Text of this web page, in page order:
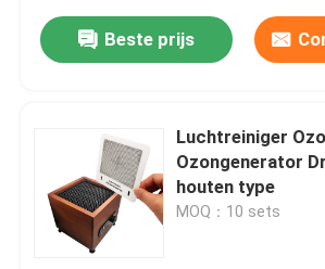
Beste prijs
Luchtreiniger
Ozongenerator
houten type
MOQ：10 sets